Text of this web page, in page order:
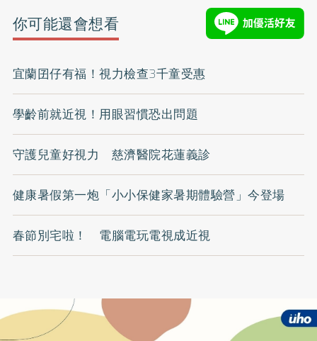
你可能還會想看
宜蘭囝仔有福！視力檢查3千童受惠
學齡前就近視！用眼習慣恐出問題
守護兒童好視力 慈濟醫院花蓮義診
健康暑假第一炮「小小保健家暑期體驗營」今登場
春節別宅啦！ 電腦電玩電視成近視